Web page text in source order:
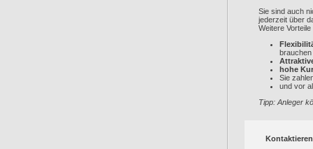
Sie sind auch
jederzeit über
Weitere
brauchen
hohe
Sie
und vor
Tipp: Anleger